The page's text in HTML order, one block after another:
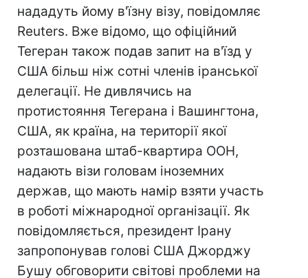
нададуть йому в'їзну візу, повідомляє
Reuters. Вже відомо, що офіційний
Тегеран також подав запит на в'їзд у
США більш ніж сотні членів іранської
делегації. Не дивлячись на
протистояння Тегерана і Вашингтона,
США, як країна, на території якої
розташована штаб-квартира ООН,
надають візи головам іноземних
держав, що мають намір взяти участь
в роботі міжнародної організації. Як
повідомляється, президент Ірану
запропонував голові США Джорджу
Бушу обговорити світові проблеми на